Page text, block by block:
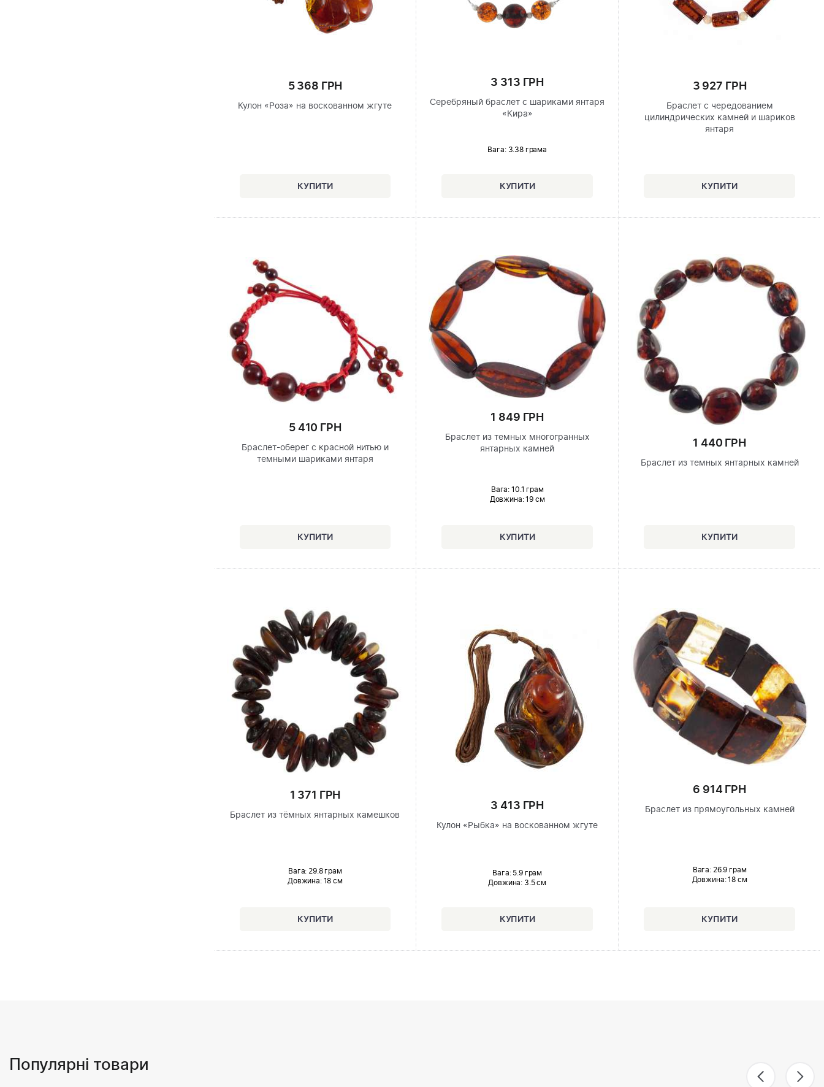
5 368 ГРН
Кулон «Роза» на воскованном жгуте
3 313 ГРН
Серебряный браслет с шариками янтаря
«Кира»
Вага: 3.38 грама
3 927 ГРН
Браслет с чередованием
цилиндрических камней и шариков
янтаря
5 410 ГРН
Браслет-оберег с красной нитью и
темными шариками янтаря
1 849 ГРН
Браслет из темных многогранных
янтарных камней
Вага: 10.1 грам
Довжина:19 см
1 440 ГРН
Браслет из темных янтарных камней
1 371 ГРН
Браслет из тёмных янтарных камешков
Вага: 29.8 грам
Довжина:18 см
3 413 ГРН
Кулон «Рыбка» на воскованном жгуте
Вага: 5.9 грам
Довжина: 3.5 см
6 914 ГРН
Браслет из прямоугольных камней
Вага: 26.9 грам
Довжина:18 см
Популярні товари